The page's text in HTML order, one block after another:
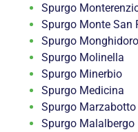
Spurgo
Spurgo Monte San
Spurgo Monghidoro
Spurgo Molinella
Spurgo Minerbio
Spurgo Medicina
Spurgo Marzabotto
Spurgo Malalbergo